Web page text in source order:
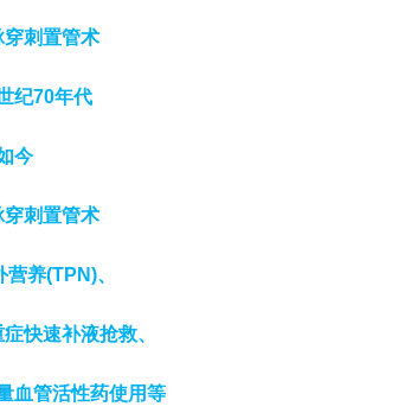
穿刺置管术
纪70年代
今
穿刺置管术
养(TPN)、
快速补液抢救、
血管活性药使用等